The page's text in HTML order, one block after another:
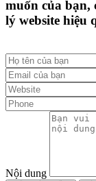
muốn của bạn,
lý website hiệu
Nội dung